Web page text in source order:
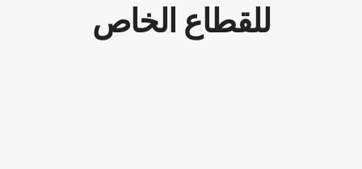
للقطاع الخاص